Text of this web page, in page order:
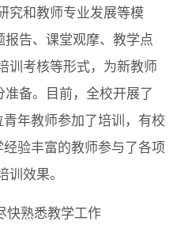
究和教师专业发展等模
报告、课堂观摩、教学点
训考核等形式，为新教师
准备。目前，全校开展了
年教师参加了培训，有校
验丰富的教师参与了各项
训效果。
快熟悉教学工作